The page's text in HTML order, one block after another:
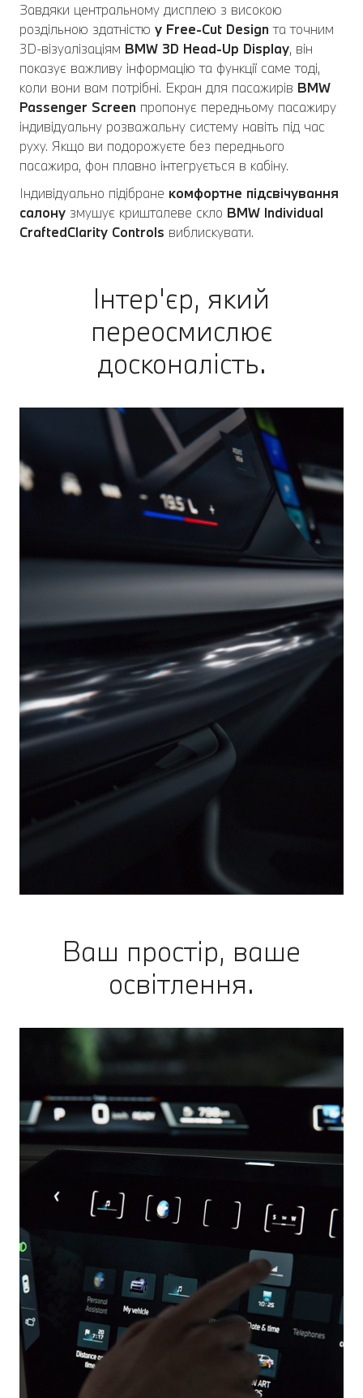
Завдяки центральному дисплею з високою
роздільною здатністю у Free-Cut Design та точним
3D-візуалізаціям BMW 3D Head-Up Display, він
показує важливу інформацію та функції саме тоді,
коли вони вам потрібні. Екран для пасажирів BMW
Passenger Screen пропонує передньому пасажиру
індивідуальну розважальну систему навіть під час
руху. Якщо ви подорожуєте без переднього
пасажира, фон плавно інтегрується в кабіну.
Індивідуально підібране комфортне підсвічування
салону змушує кришталеве скло BMW Individual
CraftedClarity Controls виблискувати.
Інтер'єр, який
переосмислює
досконалість.
Ваш простір, ваше
освітлення.